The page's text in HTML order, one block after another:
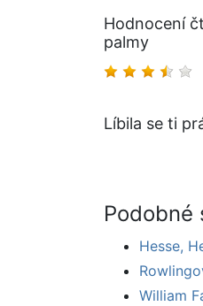
Hodnocení
palmy
Líbila se ti
Hesse,
William